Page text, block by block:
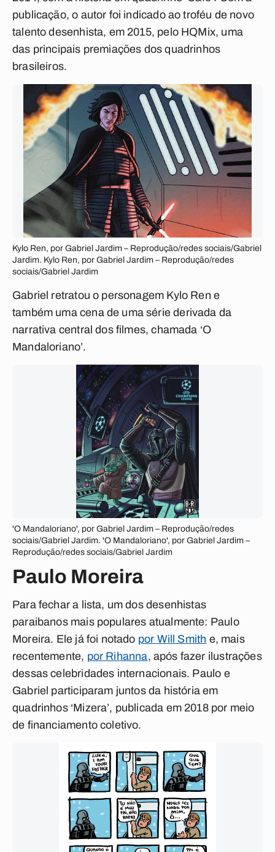
publicação, o autor foi indicado ao troféu de novo
talento desenhista, em 2015, pelo HQMix, uma
das principais premiações dos quadrinhos
brasileiros.
Kylo Ren, por Gabriel Jardim – Reprodução/redes sociais/Gabriel
Jardim. Kylo Ren, por Gabriel Jardim – Reprodução/redes
sociais/Gabriel Jardim
Gabriel retratou o personagem Kylo Ren e
também uma cena de uma série derivada da
narrativa central dos filmes, chamada ‘O
Mandaloriano’.
'O Mandaloriano', por Gabriel Jardim – Reprodução/redes
sociais/Gabriel Jardim. 'O Mandaloriano', por Gabriel Jardim –
Reprodução/redes sociais/Gabriel Jardim
Paulo Moreira
Para fechar a lista, um dos desenhistas
paraibanos mais populares atualmente: Paulo
Moreira. Ele já foi notado por Will Smith e, mais
recentemente, por Rihanna, após fazer ilustrações
dessas celebridades internacionais. Paulo e
Gabriel participaram juntos da história em
quadrinhos ‘Mizera’, publicada em 2018 por meio
de financiamento coletivo.